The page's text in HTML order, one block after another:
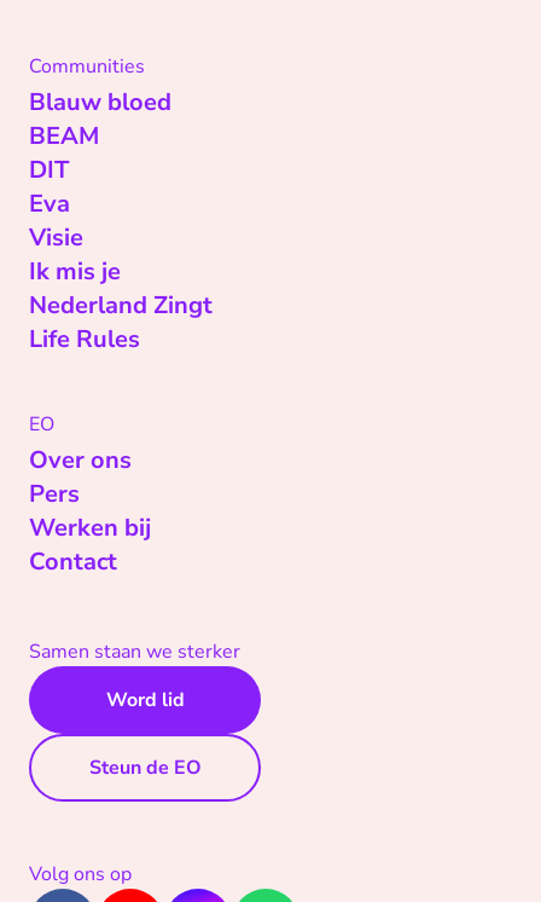
Communities
Blauw bloed
BEAM
DIT
Eva
Visie
Ik mis je
Nederland Zingt
Life Rules
EO
Over ons
Pers
Werken bij
Contact
Samen staan we sterker
Word lid
Steun de EO
Volg ons op